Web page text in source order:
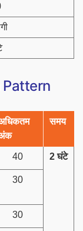
Pattern
समय
40 2 घंटे
30
30